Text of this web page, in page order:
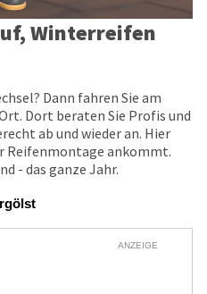
Winterreifen
Dann fahren Sie am
Dort beraten Sie Profis und
ab und wieder an. Hier
Reifenmontage ankommt.
- das ganze Jahr.
ANZEIGE